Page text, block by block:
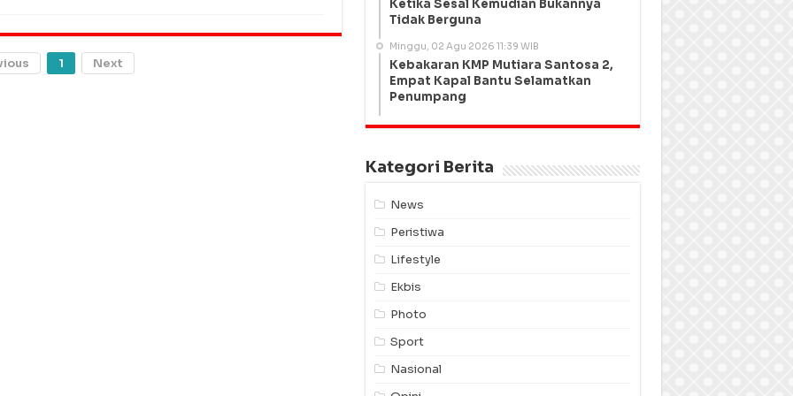
1 Next
Ketika Sesal Kemudian Bukannya
Tidak Berguna
Minggu, 02 Agu 2026 11:39 WIB
Kebakaran KMP Mutiara Santosa 2,
Empat Kapal Bantu Selamatkan
Penumpang
Kategori Berita
News
Peristiwa
Lifestyle
Ekbis
Photo
Sport
Nasional